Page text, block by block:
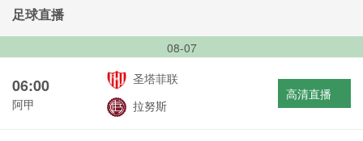
足球直播
08-07
06:00
阿甲
圣塔菲联
拉努斯
高清直播